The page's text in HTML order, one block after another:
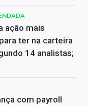
ação mais
ter na carteira
14 analistas;
com payroll